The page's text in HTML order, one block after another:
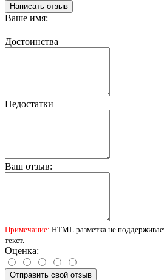
Написать отзыв
Ваше имя:
Достоинства
Недостатки
Ваш отзыв:
Примечание: HTML разметка не
текст.
Оценка:
Отправить свой отзыв